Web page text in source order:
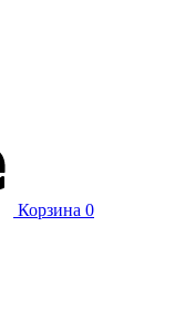
Корзина 0